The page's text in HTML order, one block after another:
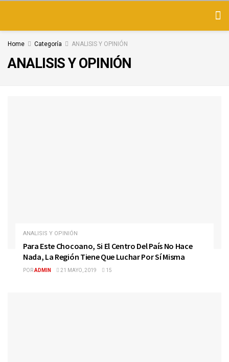
Home Categoría ANALISIS Y OPINIÓN
ANALISIS Y OPINIÓN
ANALISIS Y OPINIÓN
Para Este Chocoano, Si El Centro Del País No Hace
Nada, La Región Tiene Que Luchar Por Sí Misma
PORADMIN 21 MAYO, 2019 15